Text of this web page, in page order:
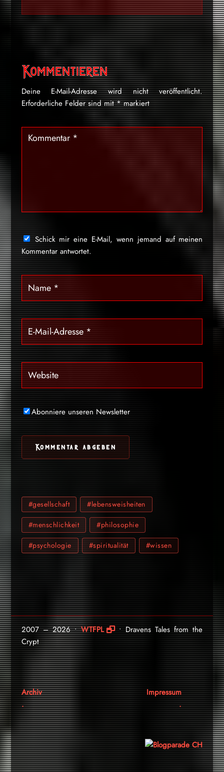
Kommentieren
Deine E-Mail-Adresse wird nicht veröffentlicht.
Erforderliche Felder sind mit*markiert
Schick mir eine E-Mail, wenn jemand auf meinen
Kommentar antwortet.
Abonniere unseren Newsletter
#gesellschaft #lebensweisheiten
#menschlichkeit #philosophie
#psychologie #spiritualität #wissen
2007 – 2026 •WTFPL
• Dravens Tales from the
Crypt
Archiv
Impressum
.
.